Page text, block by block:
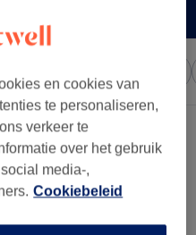
en cookies van
te personaliseren,
verkeer te
over het gebruik
media-,
Cookiebeleid